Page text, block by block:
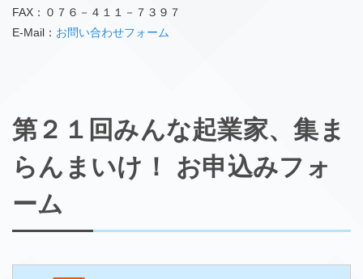
FAX ：０７６－４１１－７３９７
E-Mail： お問い合わせフォーム
第２１回みんな起業家、集ま
らんまいけ！ お申込みフォ
ーム